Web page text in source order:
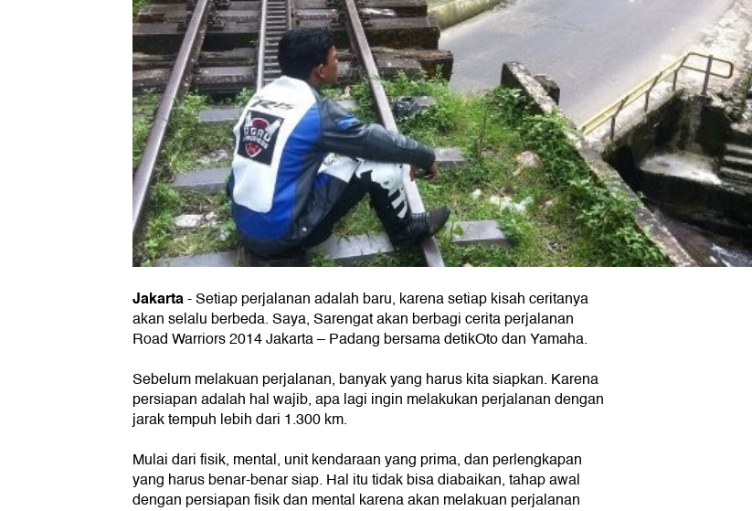
Jakarta-Setiap perjalanan adalah baru, karena setiap kisah ceritanya
akan selalu berbeda. Saya, Sarengat akan berbagi cerita perjalanan
Road Warriors 2014 Jakarta – Padang bersama detikOto dan Yamaha.
Sebelum melakuan perjalanan, banyak yang harus kita siapkan. Karena
persiapan adalah hal wajib, apa lagi ingin melakukan perjalanan dengan
jarak tempuh lebih dari 1.300 km.
Mulai dari fisik, mental, unit kendaraan yang prima, dan perlengkapan
yang harus benar-benar siap. Hal itu tidak bisa diabaikan, tahap awal
dengan persiapan fisik dan mental karena akan melakuan perjalanan